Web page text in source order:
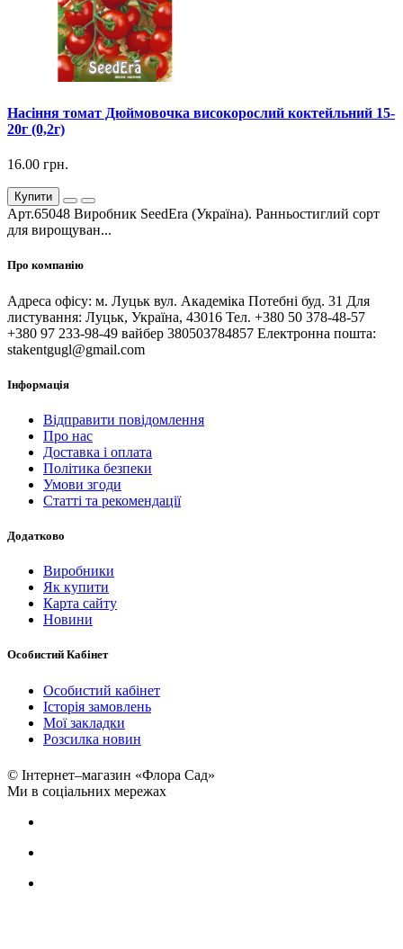
Насіння томат Дюймовочка високорослий коктейльний 15-
20г (0,2г)
16.00 грн.
Купити
Арт.65048 Виробник SeedEra (Україна). Ранньостиглий сорт
для вирощуван...
Про компанію
Адреса офісу: м. Луцьк вул. Академіка Потебні буд. 31 Для
листування: Луцьк, Україна, 43016 Тел. +380 50 378-48-57
+380 97 233-98-49 вайбер 380503784857 Електронна пошта:
stakentgugl@gmail.com
Інформація
Відправити повідомлення
Про нас
Доставка і оплата
Політика безпеки
Умови згоди
Статті та рекомендації
Додатково
Виробники
Як купити
Карта сайту
Новини
Особистий Кабінет
Особистий кабінет
Історія замовлень
Мої закладки
Розсилка новин
© Інтернет–магазин «Флора Сад»
Ми в соціальних мережах